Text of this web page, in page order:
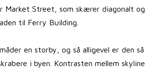
Street, som skærer diagonalt
til Ferry Building.
en storby, og så alligevel er den
i byen. Kontrasten mellem